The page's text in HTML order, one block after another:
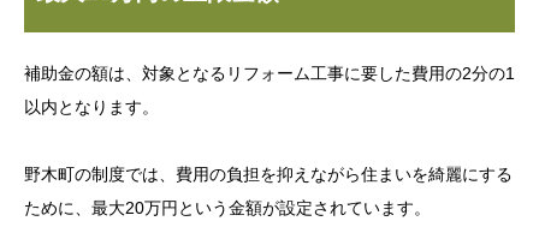
補助金の額は、対象となるリフォーム工事に要した費用の2分の1
以内となります。
野木町の制度では、費用の負担を抑えながら住まいを綺麗にする
ために、最大20万円という金額が設定されています。